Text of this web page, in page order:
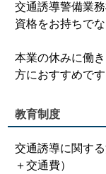
交通誘導警備業
資格をお持ちで
本業の休みに働
方におすすめです
教育制度
交通誘導に関す
＋交通費）